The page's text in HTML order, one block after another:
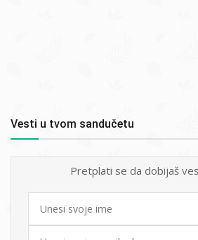
Vesti u tvom sandučetu
Pretplati se da dobijaš
First